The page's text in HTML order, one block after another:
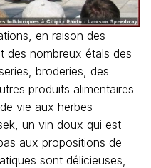
en raison des
des nombreux étals des
broderies, des
produits alimentaires
vie aux herbes
un vin doux qui est
aux propositions de
sont délicieuses,